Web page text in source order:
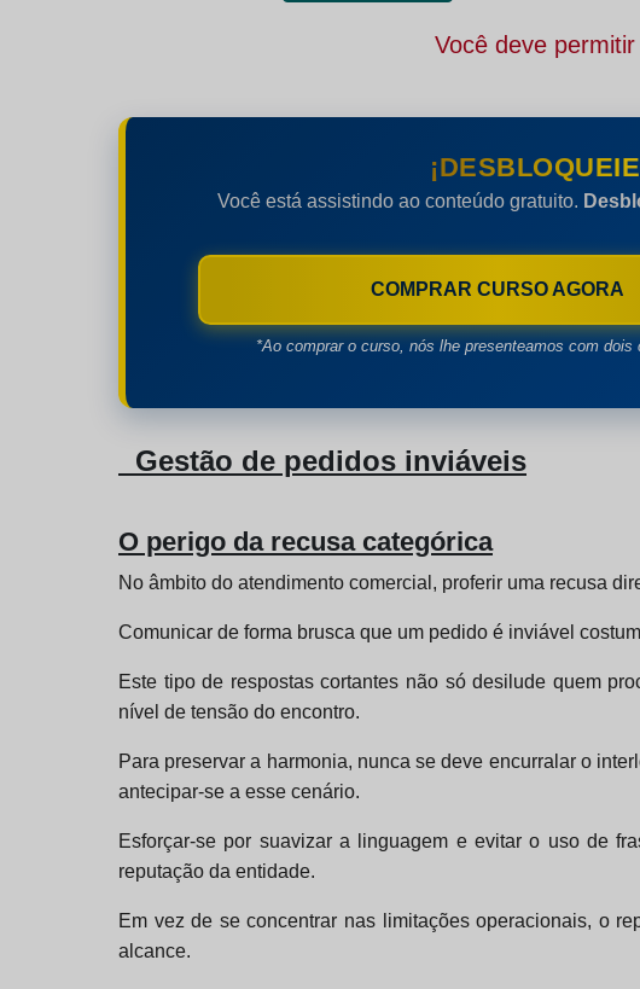
Você deve
Você está assistindo ao conteúdo gratuito.
COMPRAR CURSO AGORA
*Ao comprar o curso, nós lhe presenteamos com
Gestão de pedidos inviáveis
O perigo da recusa categórica
No âmbito do atendimento comercial, proferir uma recusa
Comunicar de forma brusca que um pedido é inviável
Este tipo de respostas cortantes não só desilude quem
nível de tensão do encontro.
Para preservar a harmonia, nunca se deve encurralar o
antecipar-se a esse cenário.
Esforçar-se por suavizar a linguagem e evitar o uso de
reputação da entidade.
Em vez de se concentrar nas limitações operacionais, o
alcance.